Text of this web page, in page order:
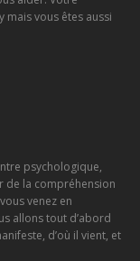
mais vous êtes aussi
psychologique,
de la compréhension
venez en
allons tout d’abord
d’où il vient, et